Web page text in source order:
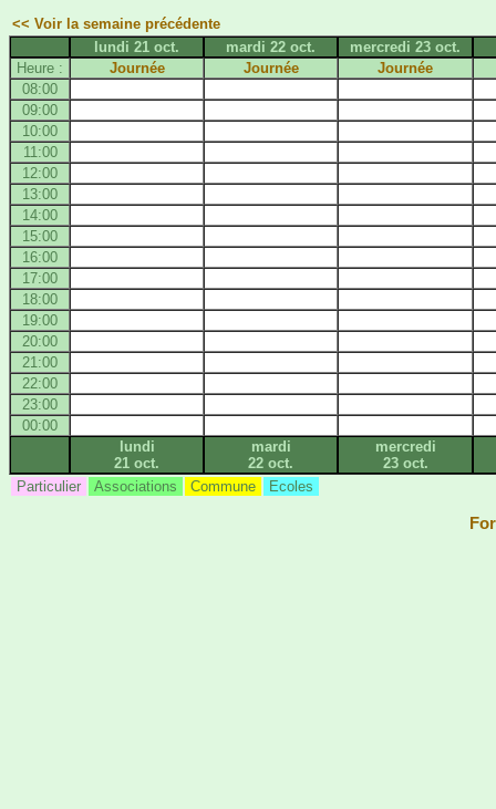
<< Voir la semaine précédente
lundi 21 oct.
mardi 22 oct.
mercredi 23 oct.
Heure :
Journée Journée
Journée
08:00
09:00
10:00
11:00
12:00
13:00
14:00
15:00
16:00
17:00
18:00
19:00
20:00
21:00
22:00
23:00
00:00
lundi
21 oct.
mardi
22 oct.
mercredi
23 oct.
Particulier
Associations Commune Ecoles